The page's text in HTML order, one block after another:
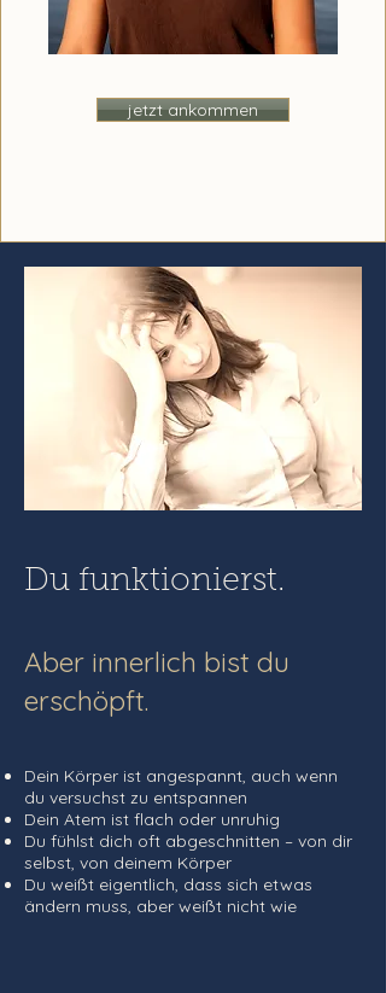
jetzt ankommen
Du funktionierst.
Aber innerlich bist du
erschöpft.
Dein Körper ist angespannt, auch wenn
du versuchst zu entspannen
Dein Atem ist flach oder unruhig
Du fühlst dich oft abgeschnitten – von dir
selbst, von deinem Körper
Du weißt eigentlich, dass sich etwas
ändern muss, aber weißt nicht wie